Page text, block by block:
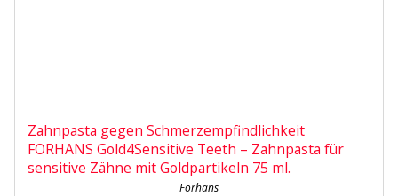
Zahnpasta gegen Schmerzempfindlichkeit
FORHANS Gold4Sensitive Teeth – Zahnpasta für
sensitive Zähne mit Goldpartikeln 75 ml.
Forhans